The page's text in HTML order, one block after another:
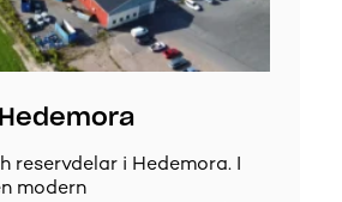
reservdelar i Hedemora. I
modern